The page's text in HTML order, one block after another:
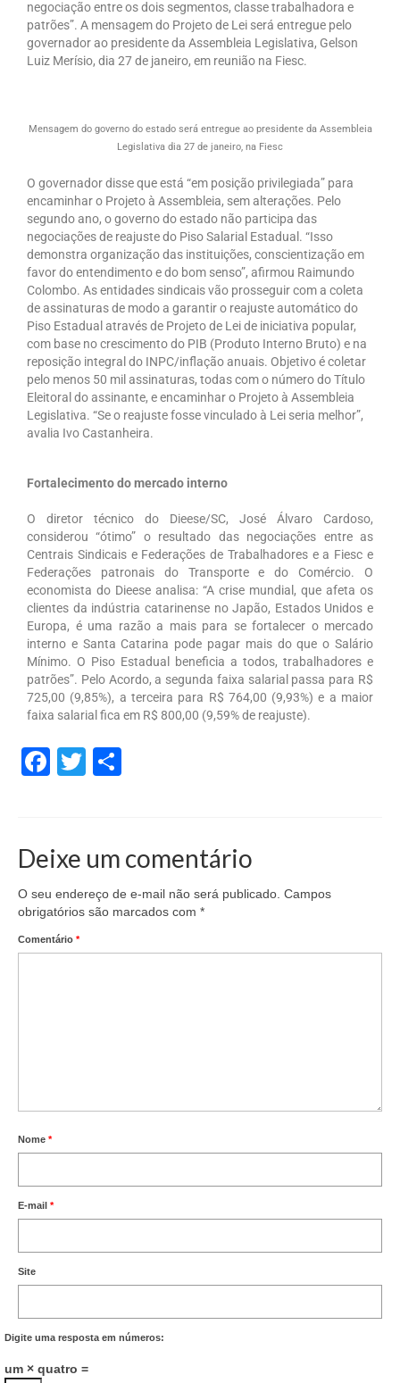
Boletins
Artigo
Notícias
Saiba Mais
Campanhas
Documentos para Homologação
Outros
Guias
Contato
Links
negociação entre os dois segmentos, classe trabalhadora e
patrões”. A mensagem do Projeto de Lei será entregue pelo
governador ao presidente da Assembleia Legislativa, Gelson
Luiz Merísio, dia 27 de janeiro, em reunião na Fiesc.
Mensagem do governo do estado será entregue ao presidente da Assembleia
Legislativa dia 27 de janeiro, na Fiesc
O governador disse que está “em posição privilegiada” para
encaminhar o Projeto à Assembleia, sem alterações. Pelo
segundo ano, o governo do estado não participa das
negociações de reajuste do Piso Salarial Estadual. “Isso
demonstra organização das instituições, conscientização em
favor do entendimento e do bom senso”, afirmou Raimundo
Colombo. As entidades sindicais vão prosseguir com a coleta
de assinaturas de modo a garantir o reajuste automático do
Piso Estadual através de Projeto de Lei de iniciativa popular,
com base no crescimento do PIB (Produto Interno Bruto) e na
reposição integral do INPC/inflação anuais. Objetivo é coletar
pelo menos 50 mil assinaturas, todas com o número do Título
Eleitoral do assinante, e encaminhar o Projeto à Assembleia
Legislativa. “Se o reajuste fosse vinculado à Lei seria melhor”,
avalia Ivo Castanheira.
Fortalecimento do mercado interno
O diretor técnico do Dieese/SC, José Álvaro Cardoso,
considerou “ótimo” o resultado das negociações entre as
Centrais Sindicais e Federações de Trabalhadores e a Fiesc e
Federações patronais do Transporte e do Comércio. O
economista do Dieese analisa: “A crise mundial, que afeta os
clientes da indústria catarinense no Japão, Estados Unidos e
Europa, é uma razão a mais para se fortalecer o mercado
interno e Santa Catarina pode pagar mais do que o Salário
Mínimo. O Piso Estadual beneficia a todos, trabalhadores e
patrões”. Pelo Acordo, a segunda faixa salarial passa para R$
725,00 (9,85%), a terceira para R$ 764,00 (9,93%) e a maior
faixa salarial fica em R$ 800,00 (9,59% de reajuste).
Facebook
Twitter
Deixe um comentário
O seu endereço de e-mail não será publicado. Campos
obrigatórios são marcados com *
Comentário *
Nome *
E-mail *
Site
Digite uma resposta em números:
um × quatro =